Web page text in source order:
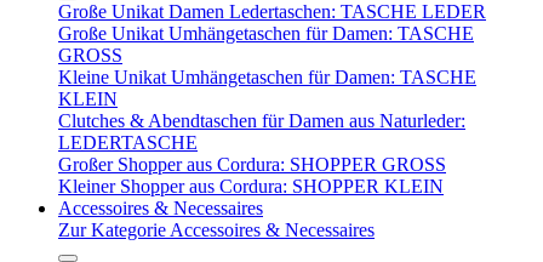
Große Unikat Damen Ledertaschen: TASCHE LEDER
Große Unikat Umhängetaschen für Damen: TASCHE
GROSS
Kleine Unikat Umhängetaschen für Damen: TASCHE
KLEIN
Clutches & Abendtaschen für Damen aus Naturleder:
LEDERTASCHE
Großer Shopper aus Cordura: SHOPPER GROSS
Kleiner Shopper aus Cordura: SHOPPER KLEIN
Accessoires & Necessaires
Zur Kategorie Accessoires & Necessaires